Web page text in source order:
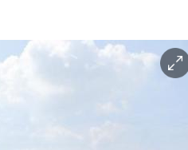
이
미